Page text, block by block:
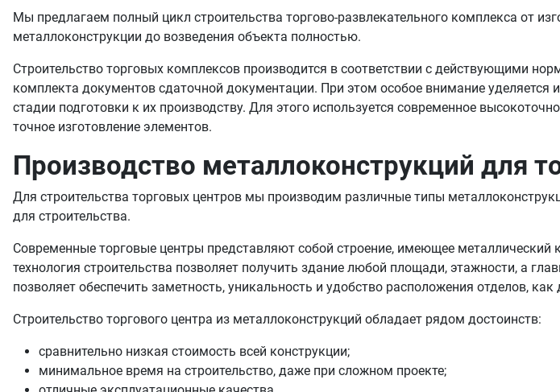
Мы предлагаем полный цикл строительства торгово-развлекательного комплекса от
металлоконструкции до возведения объекта полностью.
Строительство торговых комплексов производится в соответствии с действующими
комплекта документов сдаточной документации. При этом особое внимание уделяется
стадии подготовки к их производству. Для этого используется современное
точное изготовление элементов.
Производство металлоконструкций для
Для строительства торговых центров мы производим различные типы
для строительства.
Современные торговые центры представляют собой строение, имеющее металлический
технология строительства позволяет получить здание любой площади, этажности, а
позволяет обеспечить заметность, уникальность и удобство расположения отделов,
Строительство торгового центра из металлоконструкций обладает рядом достоинств:
сравнительно низкая стоимость всей конструкции;
минимальное время на строительство, даже при сложном проекте;